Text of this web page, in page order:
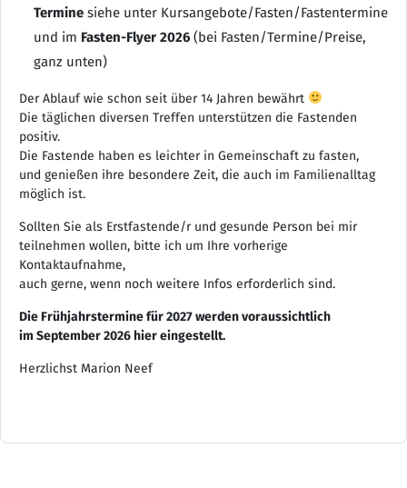
Termine siehe unter Kursangebote/Fasten/Fastentermine
und im Fasten-Flyer 2026 (bei Fasten/Termine/Preise,
ganz unten)
Der Ablauf wie schon seit über 14 Jahren bewährt
Die täglichen diversen Treffen unterstützen die Fastenden
positiv.
Die Fastende haben es leichter in Gemeinschaft zu fasten,
und genießen ihre besondere Zeit, die auch im Familienalltag
möglich ist.
Sollten Sie als Erstfastende/r und gesunde Person bei mir
teilnehmen wollen, bitte ich um Ihre vorherige
Kontaktaufnahme,
auch gerne, wenn noch weitere Infos erforderlich sind.
Die Frühjahrstermine für 2027 werden voraussichtlich
im September 2026 hier eingestellt.
Herzlichst Marion Neef